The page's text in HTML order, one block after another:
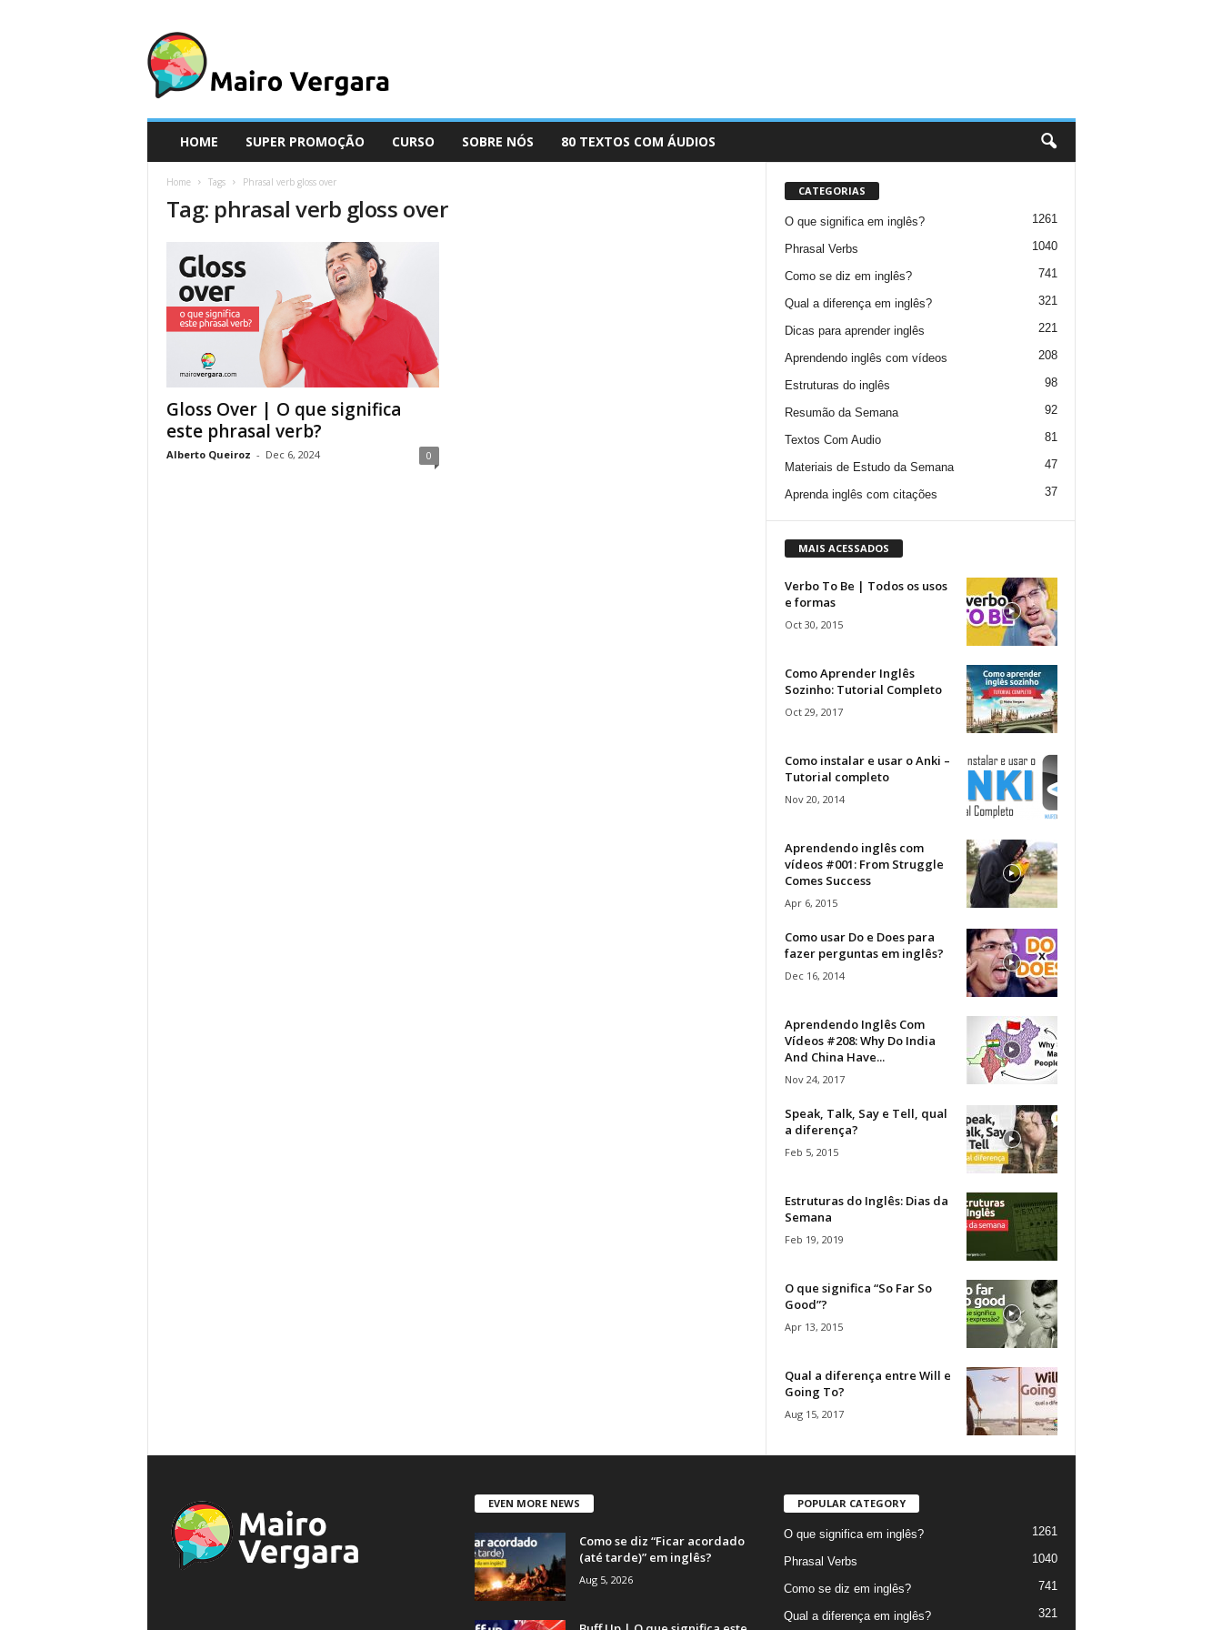
i
r
HOME SUPER PROMOÇÃO CURSO SOBRE NÓS 80 TEXTOS COM ÁUDIOS
Home Tags Phrasal verb gloss over
Tag: phrasal verb gloss over
Gloss Over | O que significa
este phrasal verb?
Alberto Queiroz - Dec 6, 2024 0
CATEGORIAS
O que significa em inglês? 1261
Phrasal Verbs 1040
Como se diz em inglês? 741
Qual a diferença em inglês? 321
Dicas para aprender inglês 221
Aprendendo inglês com vídeos 208
Estruturas do inglês 98
Resumão da Semana 92
Textos Com Audio 81
Materiais de Estudo da Semana 47
Aprenda inglês com citações 37
MAIS ACESSADOS
Verbo To Be | Todos os usos
e formas
Oct 30, 2015
Como Aprender Inglês
Sozinho: Tutorial Completo
Oct 29, 2017
Como instalar e usar o Anki –
Tutorial completo
Nov 20, 2014
Aprendendo inglês com
vídeos #001: From Struggle
Comes Success
Apr 6, 2015
Como usar Do e Does para
fazer perguntas em inglês?
Dec 16, 2014
Aprendendo Inglês Com
Vídeos #208: Why Do India
And China Have...
Nov 24, 2017
Speak, Talk, Say e Tell, qual
a diferença?
Feb 5, 2015
Estruturas do Inglês: Dias da
Semana
Feb 19, 2019
O que significa “So Far So
Good”?
Apr 13, 2015
Qual a diferença entre Will e
Going To?
Aug 15, 2017
EVEN MORE NEWS
Como se diz “Ficar acordado
(até tarde)” em inglês?
Aug 5, 2026
POPULAR CATEGORY
O que significa em inglês? 1261
Phrasal Verbs 1040
Como se diz em inglês? 741
Qual a diferença em inglês? 321